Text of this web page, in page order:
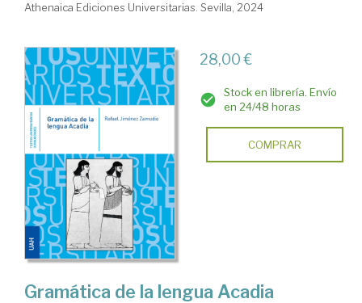
Athenaica Ediciones Universitarias. Sevilla, 2024
28,00 €
Stock en librería. Envío
en 24/48 horas
COMPRAR
Gramática de la lengua Acadia